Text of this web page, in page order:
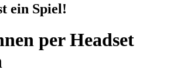
ein Spiel!
per Headset